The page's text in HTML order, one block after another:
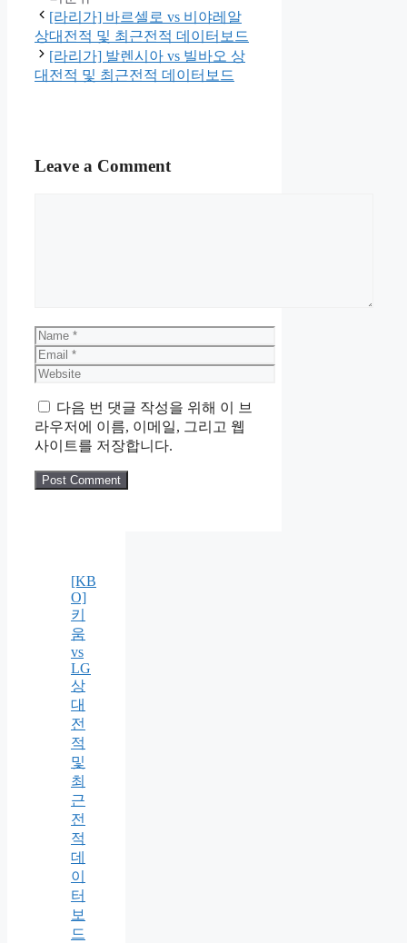
[라리가] 바르셀로 vs 비야레알
상대전적 및 최근전적 데이터보드
[라리가] 발렌시아 vs 빌바오 상
대전적 및 최근전적 데이터보드
Leave a Comment
Name
Email
Website
다음 번 댓글 작성을 위해 이 브
라우저에 이름, 이메일, 그리고 웹
사이트를 저장합니다.
[KB
O]
키
움
vs
LG
상
대
전
적
및
최
근
전
적
데
이
터
보
드